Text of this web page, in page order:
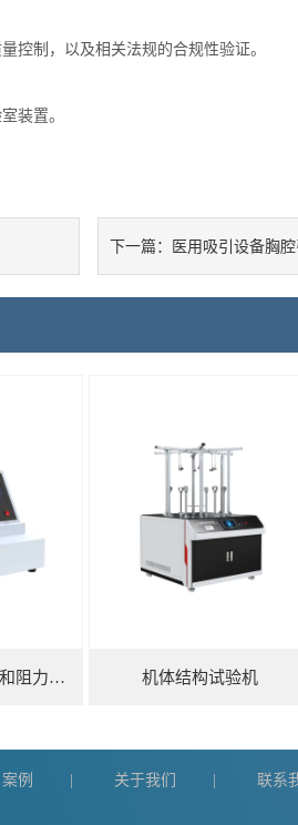
控制，以及相关法规的合规性验证。
装置。
下一篇： 医用吸引设备胸
注射针针尖穿刺力和阻力试验机 机体结构试验机
例 关于我们 联系